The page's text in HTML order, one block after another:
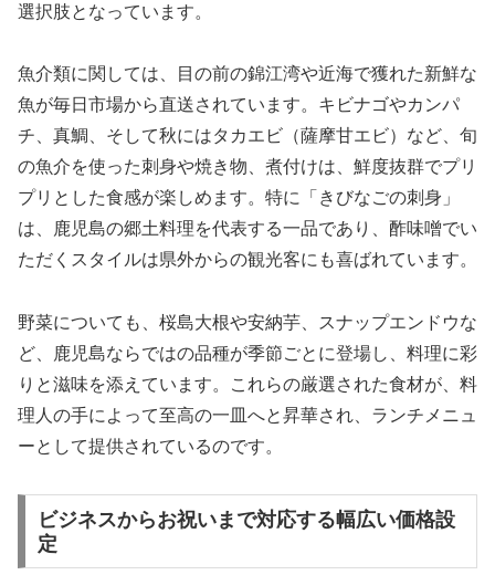
選択肢となっています。
魚介類に関しては、目の前の錦江湾や近海で獲れた新鮮な
魚が毎日市場から直送されています。キビナゴやカンパ
チ、真鯛、そして秋にはタカエビ（薩摩甘エビ）など、旬
の魚介を使った刺身や焼き物、煮付けは、鮮度抜群でプリ
プリとした食感が楽しめます。特に「きびなごの刺身」
は、鹿児島の郷土料理を代表する一品であり、酢味噌でい
ただくスタイルは県外からの観光客にも喜ばれています。
野菜についても、桜島大根や安納芋、スナップエンドウな
ど、鹿児島ならではの品種が季節ごとに登場し、料理に彩
りと滋味を添えています。これらの厳選された食材が、料
理人の手によって至高の一皿へと昇華され、ランチメニュ
ーとして提供されているのです。
ビジネスからお祝いまで対応する幅広い価格設
定